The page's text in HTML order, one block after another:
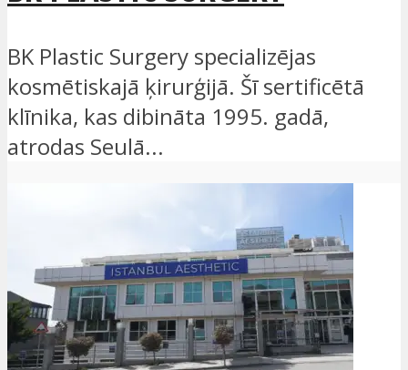
BK Plastic Surgery specializējas
kosmētiskajā ķirurģijā. Šī sertificētā
klīnika, kas dibināta 1995. gadā,
atrodas Seulā...